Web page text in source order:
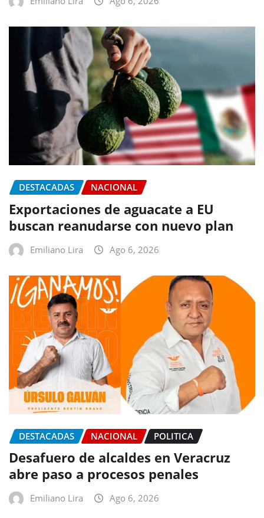
DESTACADAS NACIONAL
Exportaciones de aguacate a EU
buscan reanudarse con nuevo plan
Emiliano Lira Ago 6, 2026
DESTACADAS NACIONAL POLITICA
Desafuero de alcaldes en Veracruz
abre paso a procesos penales
Emiliano Lira Ago 6, 2026